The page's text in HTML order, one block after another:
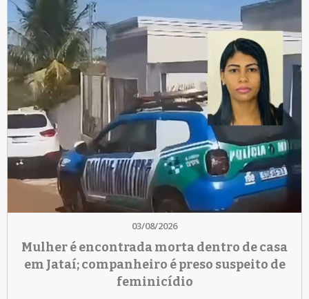
03/08/2026
Mulher é encontrada morta dentro de casa
em Jataí; companheiro é preso suspeito de
feminicídio